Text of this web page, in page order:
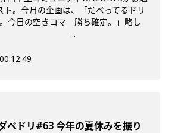
ト。今月の企画は、「だべってるドリ
今日の空きコマ 勝ち確定。」略し
リ。 ...
00:12:49
べドリ#63 今年の夏休みを振り